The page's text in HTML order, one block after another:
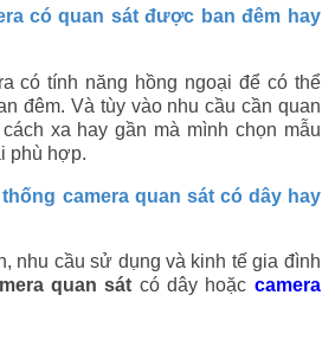
có quan sát được ban đêm hay
có tính năng hồng ngoại để có thể
đêm. Và tùy vào nhu cầu cần quan
xa hay gần mà mình chọn mẫu
phù hợp.
camera quan sát có dây hay
nhu cầu sử dụng và kinh tế gia đình
quan sát có dây hoặc camera